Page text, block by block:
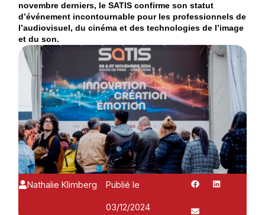
novembre derniers, le SATIS confirme son statut
d’événement incontournable pour les professionnels de
l’audiovisuel, du cinéma et des technologies de l’image
et du son.
Nathalie Klimberg
Publié le
03/12/2024